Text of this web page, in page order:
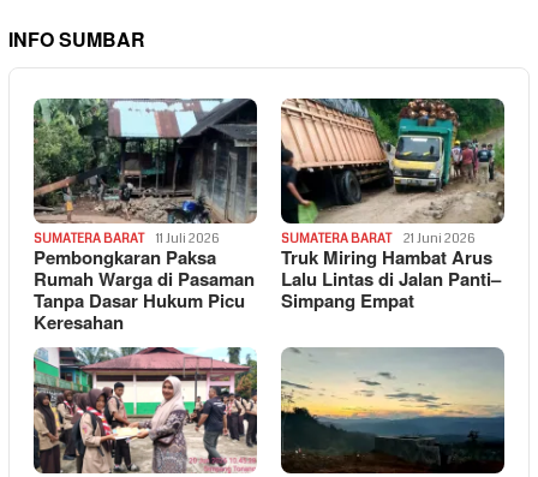
INFO SUMBAR
SUMATERA BARAT 11 Juli 2026
Pembongkaran Paksa
Rumah Warga di Pasaman
Tanpa Dasar Hukum Picu
Keresahan
SUMATERA BARAT 21 Juni 2026
Truk Miring Hambat Arus
Lalu Lintas di Jalan Panti–
Simpang Empat